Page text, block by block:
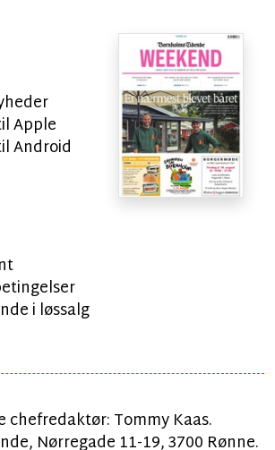
Apple
Android
i løssalg
chefredaktør: Tommy Kaas.
Nørregade 11-19, 3700 Rønne.